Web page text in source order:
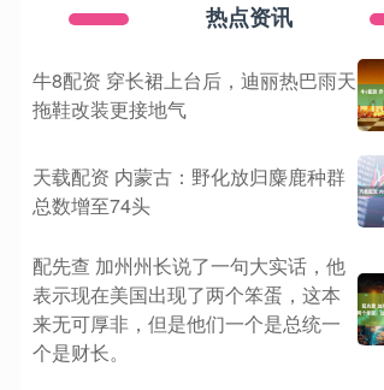
热点资讯
牛8配资 穿长裙上台后，迪丽热巴雨天
拖鞋改装更接地气
天载配资 内蒙古：野化放归麋鹿种群
总数增至74头
配先查 加州州长说了一句大实话，他
表示现在美国出现了两个笨蛋，这本
来无可厚非，但是他们一个是总统一
个是财长。